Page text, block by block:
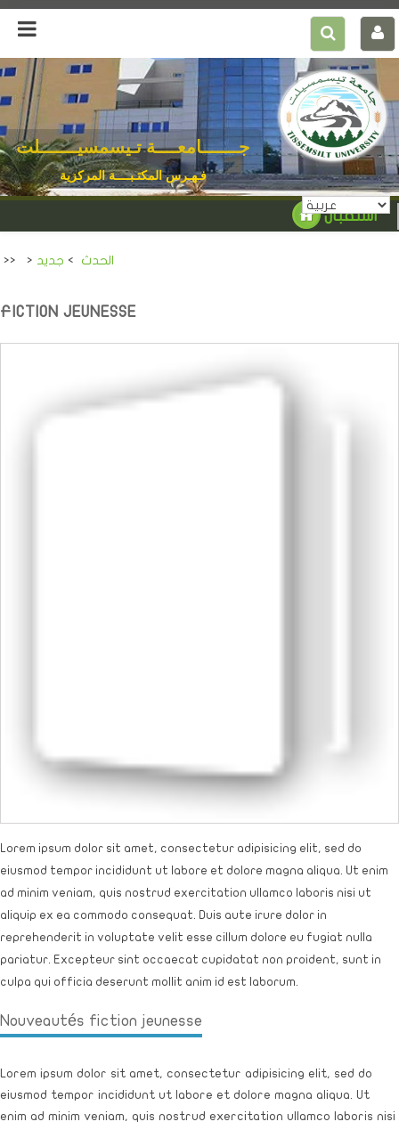
جـــــــامعــــة تـيسمسيـــــــلت
فـهـرس المكتـبــــة المركزية
استقبال
>> > الحدث > جديد
FICTION JEUNESSE
Lorem ipsum dolor sit amet, consectetur adipisicing elit, sed do
eiusmod tempor incididunt ut labore et dolore magna aliqua. Ut enim
ad minim veniam, quis nostrud exercitation ullamco laboris nisi ut
aliquip ex ea commodo consequat. Duis aute irure dolor in
reprehenderit in voluptate velit esse cillum dolore eu fugiat nulla
pariatur. Excepteur sint occaecat cupidatat non proident, sunt in
culpa qui officia deserunt mollit anim id est laborum.
Nouveautés fiction jeunesse
Lorem ipsum dolor sit amet, consectetur adipisicing elit, sed do
eiusmod tempor incididunt ut labore et dolore magna aliqua. Ut
enim ad minim veniam, quis nostrud exercitation ullamco laboris nisi